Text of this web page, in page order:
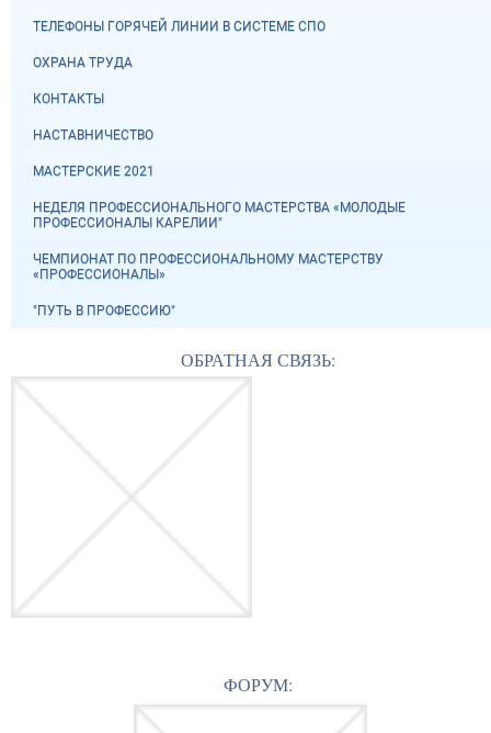
ТЕЛЕФОНЫ ГОРЯЧЕЙ ЛИНИИ В СИСТЕМЕ СПО
ОХРАНА ТРУДА
КОНТАКТЫ
НАСТАВНИЧЕСТВО
МАСТЕРСКИЕ 2021
НЕДЕЛЯ ПРОФЕССИОНАЛЬНОГО МАСТЕРСТВА «МОЛОДЫЕ
ПРОФЕССИОНАЛЫ КАРЕЛИИ"
ЧЕМПИОНАТ ПО ПРОФЕССИОНАЛЬНОМУ МАСТЕРСТВУ
«ПРОФЕССИОНАЛЫ»
"ПУТЬ В ПРОФЕССИЮ"
ОБРАТНАЯ СВЯЗЬ:
ФОРУМ: